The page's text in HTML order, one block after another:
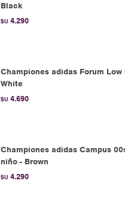
Black
$U 4.290
Championes adidas Forum Low
White
$U 4.690
Championes adidas Campus
niño - Brown
$U 4.290